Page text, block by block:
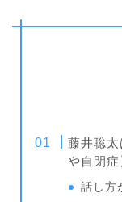
藤井聡
や自閉症
話し方